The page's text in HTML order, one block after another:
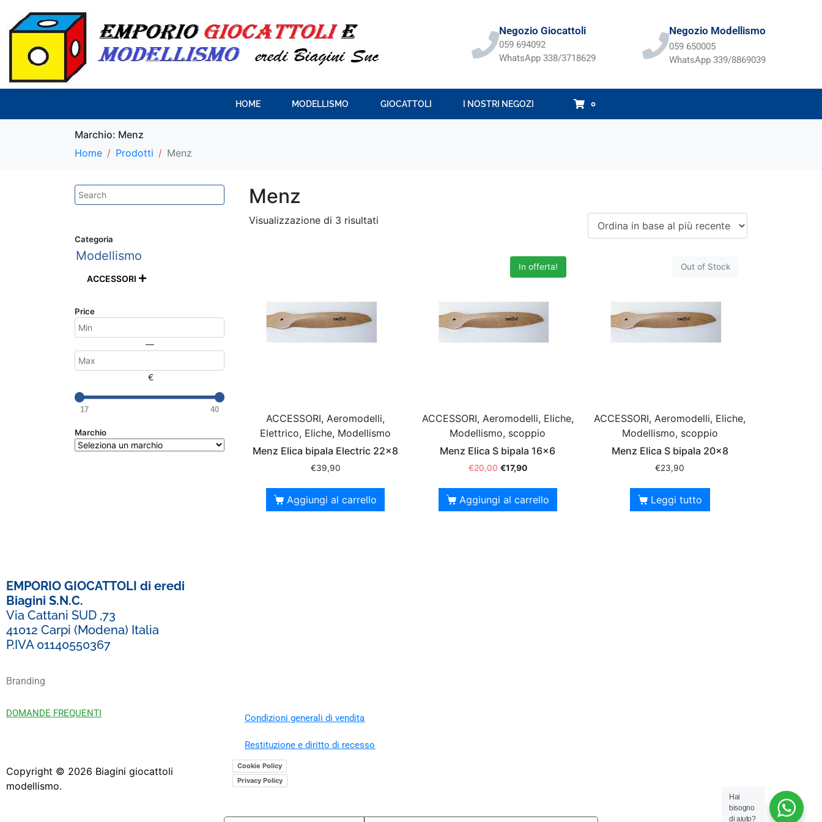
Negozio Giocattoli
059 694092
WhatsApp 338/3718629
Negozio Modellismo
059 650005
WhatsApp 339/8869039
HOME MODELLISMO GIOCATTOLI I NOSTRI NEGOZI 0
Marchio: Menz
Home
Prodotti Menz
Menz
Visualizzazione di 3 risultati
ACCESSORI, Aeromodelli,
Elettrico, Eliche, Modellismo
Menz Elica bipala Electric 22×8
€39,90
Aggiungi al carrello
In offerta!
ACCESSORI, Aeromodelli, Eliche,
Modellismo, scoppio
Menz Elica S bipala 16×6
€20,00 €17,90
Aggiungi al carrello
Out of Stock
ACCESSORI, Aeromodelli, Eliche,
Modellismo, scoppio
Menz Elica S bipala 20×8
€23,90
Leggi tutto
Categoria
Modellismo
ACCESSORI 
Price
—
€
17 40
Marchio
EMPORIO GIOCATTOLI di eredi
Biagini S.N.C.
Via Cattani SUD ,73
41012 Carpi (Modena) Italia
P.IVA 01140550367
Branding
DOMANDE FREQUENTI Condizioni generali di vendita
Restituzione e diritto di recesso
Copyright © 2026 Biagini giocattoli
modellismo.
Cookie Policy
Privacy Policy
Hai
bisogno
di aiuto?